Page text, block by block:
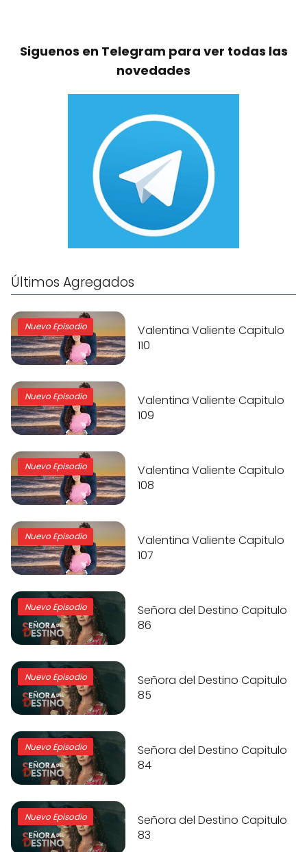
Siguenos en Telegram para ver todas las
novedades
Últimos Agregados
Nuevo Episodio
Valentina Valiente Capitulo
110
Nuevo Episodio
Valentina Valiente Capitulo
109
Nuevo Episodio
Valentina Valiente Capitulo
108
Nuevo Episodio
Valentina Valiente Capitulo
107
Nuevo Episodio
Señora del Destino Capitulo
86
Nuevo Episodio
Señora del Destino Capitulo
85
Nuevo Episodio
Señora del Destino Capitulo
84
Nuevo Episodio
Señora del Destino Capitulo
83